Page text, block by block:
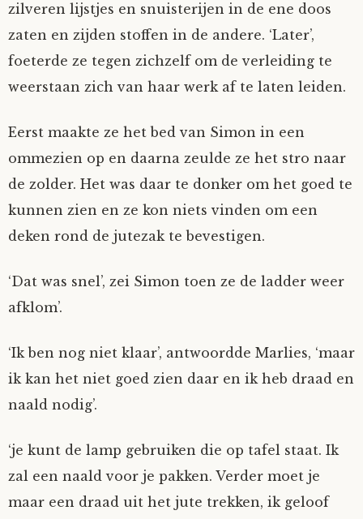
zilveren lijstjes en snuisterijen in de ene doos
zaten en zijden stoffen in de andere. ‘Later’,
foeterde ze tegen zichzelf om de verleiding te
weerstaan zich van haar werk af te laten leiden.
Eerst maakte ze het bed van Simon in een
ommezien op en daarna zeulde ze het stro naar
de zolder. Het was daar te donker om het goed te
kunnen zien en ze kon niets vinden om een
deken rond de jutezak te bevestigen.
‘Dat was snel’, zei Simon toen ze de ladder weer
afklom’.
‘Ik ben nog niet klaar’, antwoordde Marlies, ‘maar
ik kan het niet goed zien daar en ik heb draad en
naald nodig’.
‘je kunt de lamp gebruiken die op tafel staat. Ik
zal een naald voor je pakken. Verder moet je
maar een draad uit het jute trekken, ik geloof